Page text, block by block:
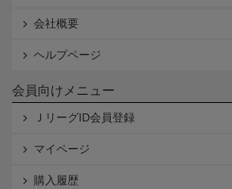
会社概要
ヘルプページ
会員向けメニュー
ＪリーグID会員登録
マイページ
購入履歴